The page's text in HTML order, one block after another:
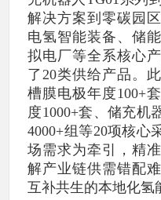
解决方案到零碳园
电氢智能装备、储
拟电厂等全系核心
了20类供给产品。
槽膜电极年度100+
度1000+套、储充机
4000+组等20项核心
场需求为牵引，精
解产业链供需错配
互补共生的本地化氢